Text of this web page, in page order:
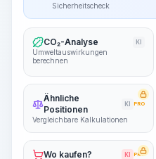
Sicherheitscheck
CO₂-Analyse KI
Umweltauswirkungen
berechnen
Ähnliche
Positionen
KI PRO
Vergleichbare Kalkulationen
Wo kaufen? KI PRO